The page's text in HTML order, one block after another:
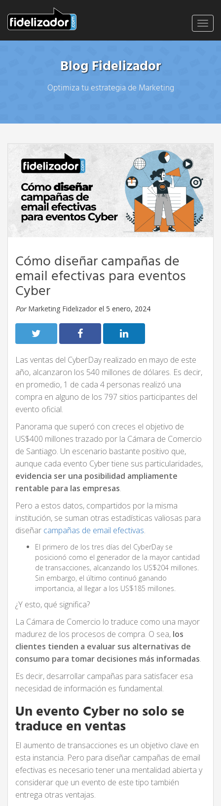
Blog Fidelizador
Optimiza tu estrategia de Marketing
Cómo diseñar campañas de
email efectivas para eventos
Cyber
Por Marketing Fidelizador el 5 enero, 2024
Las ventas del CyberDay realizado en mayo de este
año, alcanzaron los 540 millones de dólares. Es decir,
en promedio, 1 de cada 4 personas realizó una
compra en alguno de los 797 sitios participantes del
evento oficial.
Panorama que superó con creces el objetivo de
US$400 millones trazado por la Cámara de Comercio
de Santiago. Un escenario bastante positivo que,
aunque cada evento Cyber tiene sus particularidades,
evidencia ser una posibilidad ampliamente
rentable para las empresas.
Pero a estos datos, compartidos por la misma
institución, se suman otras estadísticas valiosas para
diseñar campañas de email efectivas.
El primero de los tres días del CyberDay se
posicionó como el generador de la mayor cantidad
de transacciones, alcanzando los US$204 millones.
Sin embargo, el último continuó ganando
importancia, al llegar a los US$185 millones.
¿Y esto, qué significa?
La Cámara de Comercio lo traduce como una mayor
madurez de los procesos de compra. O sea, los
clientes tienden a evaluar sus alternativas de
consumo para tomar decisiones más informadas.
Es decir, desarrollar campañas para satisfacer esa
necesidad de información es fundamental.
Un evento Cyber no solo se
traduce en ventas
El aumento de transacciones es un objetivo clave en
esta instancia. Pero para diseñar campañas de email
efectivas es necesario tener una mentalidad abierta y
considerar que un evento de este tipo también
entrega otras ventajas.